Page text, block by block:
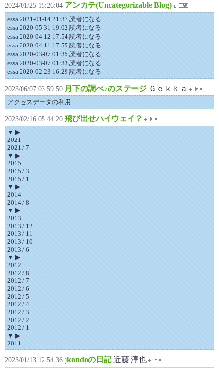
2024/01/25 15:26:04 アンカテ(Uncategorizable Blog)
essa 2021-01-14 21:37 読者になる
essa 2020-05-31 19:02 読者になる
essa 2020-04-12 17:54 読者になる
essa 2020-04-11 17:55 読者になる
essa 2020-03-07 01:35 読者になる
essa 2020-03-07 01:33 読者になる
essa 2020-02-23 16:29 読者になる
2023/06/07 03:59:50 月下の調べ♪のステージ Ｇｅｋｋａ
アクセスデータの利用
2023/02/16 05:44:20 飛び出せハイウェイ？
▼ ▶
2021
2021 / 7
▼ ▶
2015
2015 / 3
2015 / 1
▼ ▶
2014
2014 / 8
▼ ▶
2013
2013 / 12
2013 / 11
2013 / 10
2013 / 6
▼ ▶
2012
2012 / 8
2012 / 7
2012 / 6
2012 / 5
2012 / 4
2012 / 3
2012 / 2
2012 / 1
▼ ▶
2011
2023/01/13 12:54:36 jkondoの日記 近藤 淳也